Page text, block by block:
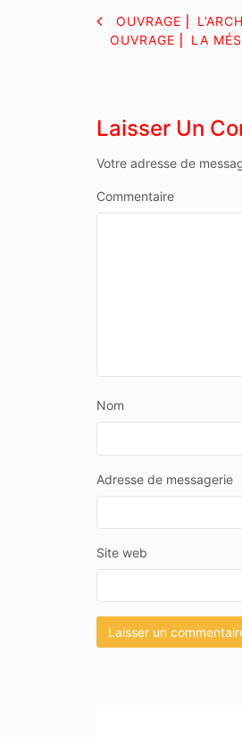
OUVRAGE ⎜
OUVRAGE ⎜ LA
Laisser Un
Votre adresse de
Commentaire
Nom
Adresse de messagerie
Site web